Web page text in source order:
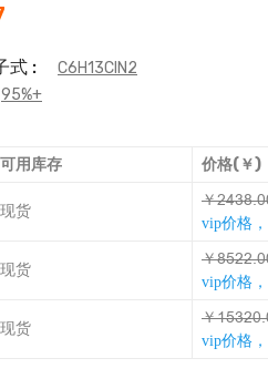
式 : C6H13ClN2
95%+
可用库存 价格(￥)
现货
￥
vip价格
现货
￥
vip价格
现货
￥
vip价格